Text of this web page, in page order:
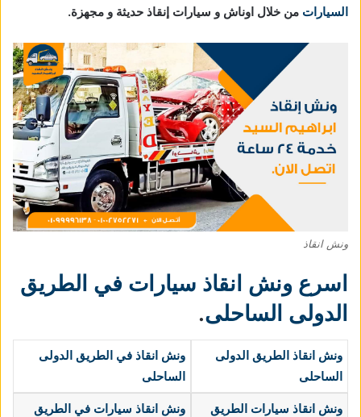
السيارات من خلال اوناش و سيارات إنقاذ حديثة و مجهزة.
ونش انقاذ
اسرع ونش انقاذ سيارات في الطريق
الدولى الساحلى.
ونش انقاذ الطريق الدولى
الساحلى
ونش انقاذ في الطريق الدولى
الساحلى
ونش انقاذ سيارات الطريق
ونش انقاذ سيارات في الطريق